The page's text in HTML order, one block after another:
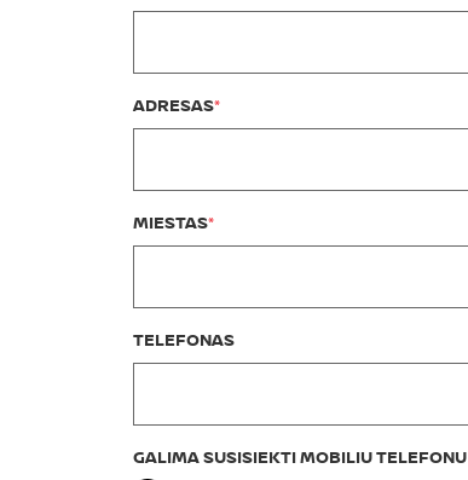
ADRESAS
MIESTAS
TELEFONAS
GALIMA SUSISIEKTI MOBILIU TELEFONU